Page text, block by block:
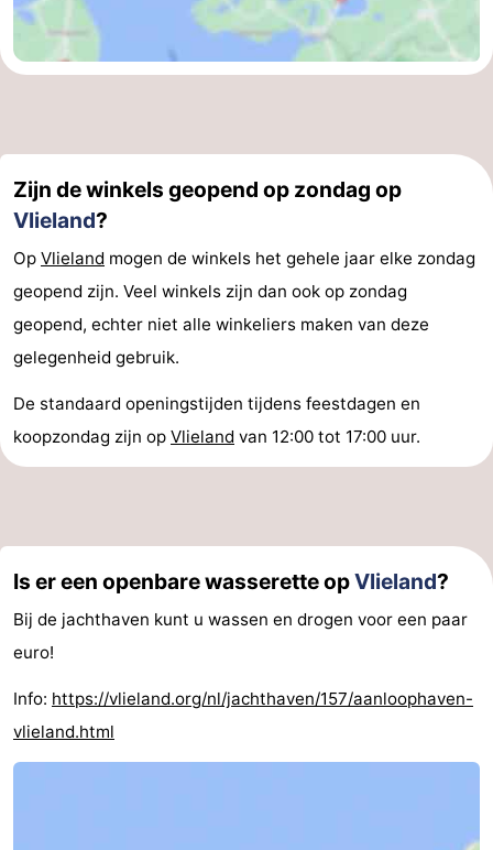
Zijn de winkels geopend op zondag op
Vlieland?
Op Vlieland mogen de winkels het gehele jaar elke zondag
geopend zijn. Veel winkels zijn dan ook op zondag
geopend, echter niet alle winkeliers maken van deze
gelegenheid gebruik.
De standaard openingstijden tijdens feestdagen en
koopzondag zijn op Vlieland van 12:00 tot 17:00 uur.
Is er een openbare wasserette opVlieland?
Bij de jachthaven kunt u wassen en drogen voor een paar
euro!
Info: https://vlieland.org/nl/jachthaven/157/aanloophaven-
vlieland.html